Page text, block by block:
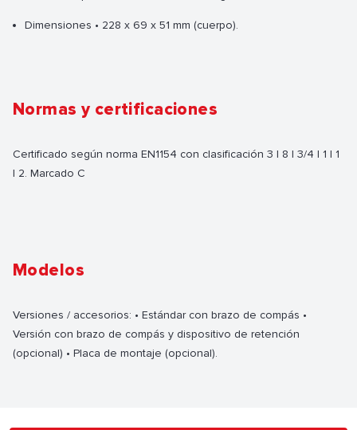
Dimensiones • 228 x 69 x 51 mm (cuerpo).
Normas y certificaciones
Certificado según norma EN1154 con clasificación 3 | 8 | 3/4 | 1 | 1
| 2. Marcado C
Modelos
Versiones / accesorios: • Estándar con brazo de compás •
Versión con brazo de compás y dispositivo de retención
(opcional) • Placa de montaje (opcional).